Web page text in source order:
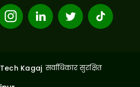
Tech Kagaj सर्वाधिकार सुरक्षित